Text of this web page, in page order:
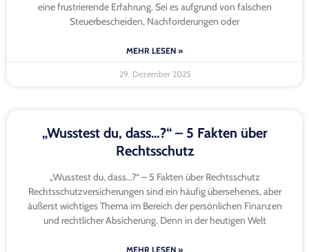
eine frustrierende Erfahrung. Sei es aufgrund von falschen
Steuerbescheiden, Nachforderungen oder
MEHR LESEN »
29. Dezember 2025
„Wusstest du, dass…?“ – 5 Fakten über
Rechtsschutz
„Wusstest du, dass…?“ – 5 Fakten über Rechtsschutz
Rechtsschutzversicherungen sind ein häufig übersehenes, aber
äußerst wichtiges Thema im Bereich der persönlichen Finanzen
und rechtlicher Absicherung. Denn in der heutigen Welt
MEHR LESEN »